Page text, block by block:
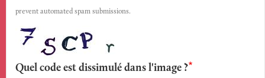
prevent automated spam submissions.
Quel code est dissimulé dans l'image ?